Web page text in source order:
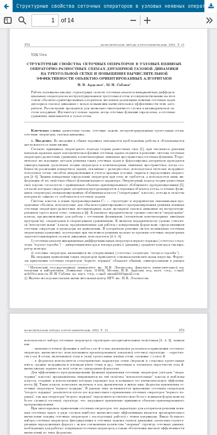
Структурные свойства сеточных операторов в узловых неявных операторно-разностных схемах двумерной газовой динамики на треугольной сетке и повышение вычислительной эффективности объектно-ориентированных алгоритмов